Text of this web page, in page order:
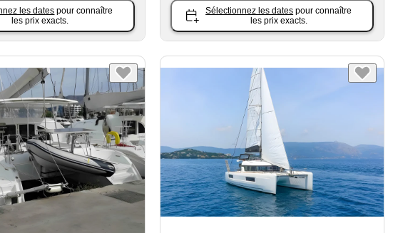
les dates pour connaître
les prix exacts.
Sélectionnez les dates pour connaître
les prix exacts.